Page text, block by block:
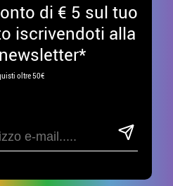
di € 5 sul tuo
iscrivendoti alla
oltre 50€